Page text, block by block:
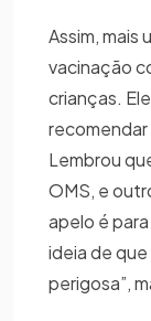
Assim, mais
vacinação
crianças.
recomendar
Lembrou
OMS, e
apelo é
ideia de
perigosa”,